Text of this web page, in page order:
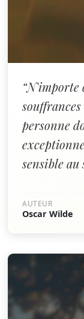
personne
sensible au
AUTEUR
Oscar Wilde